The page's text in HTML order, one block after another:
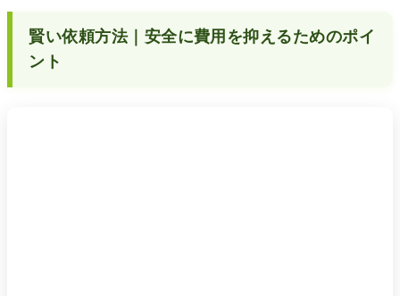
賢い依頼方法｜安全に費用を抑えるためのポイ
ント